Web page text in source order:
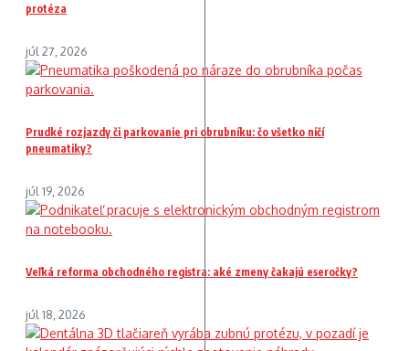
protéza
júl 27, 2026
Prudké rozjazdy či parkovanie pri obrubníku: čo všetko ničí
pneumatiky?
júl 19, 2026
Veľká reforma obchodného registra: aké zmeny čakajú eseročky?
júl 18, 2026